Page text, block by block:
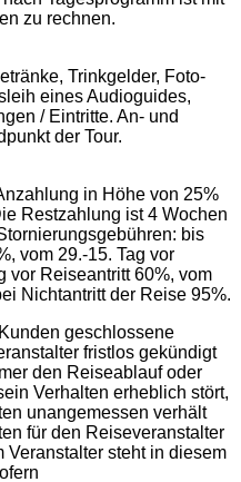
zu rechnen.
Trinkgelder, Foto-
eines Audioguides,
/ Eintritte. An- und
der Tour.
in Höhe von 25%
Restzahlung ist 4 Wochen
bis
vom 29.-15. Tag vor
vor Reiseantritt 60%, vom
Nichtantritt der Reise 95%.
geschlossene
fristlos gekündigt
den Reiseablauf oder
Verhalten erheblich stört,
unangemessen verhält
für den Reiseveranstalter
steht in diesem